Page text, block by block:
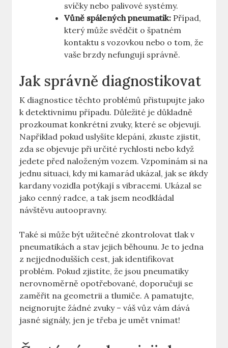
svíčky nebo palivové systémy.
Vůně spálených pneumatik: Případ,
který může svědčit o špatném
kontaktu s vozovkou nebo o tom, že
vaše brzdy nefungují správně.
Jak správně diagnostikovat
K diagnostice těchto problémů přistupujte jako
k detektivnímu případu. Důležité je důkladně
prozkoumat konkrétní zvuky, které se objevují.
Například pokud uslyšíte klepání, zkuste zjistit,
zda se objevuje při určité rychlosti nebo když
jedete před naloženým vozem. Vzpomínám si na
jednu situaci, kdy mi kamarád ukázal, jak se йkdy
kardany vozidla potýkají s vibracemi. Ukázal se
jako cenný radce, a tak jsem neodkládal
návštěvu autoopravny.
Také si může být užitečné zkontrolovat tlak v
pneumatikách a stav jejich běhounu. Je to jedna
z nejjednodušších cest, jak identifikovat
problém. Pokud zjistíte, že jsou pneumatiky
nerovnoměrně opotřebované, doporučuji se
zaměřit na geometrii a tlumiče. A pamatujte,
neignorujte žádné zvuky – váš vůz vám dává
jasné signály, jen je třeba je umět vnímat!